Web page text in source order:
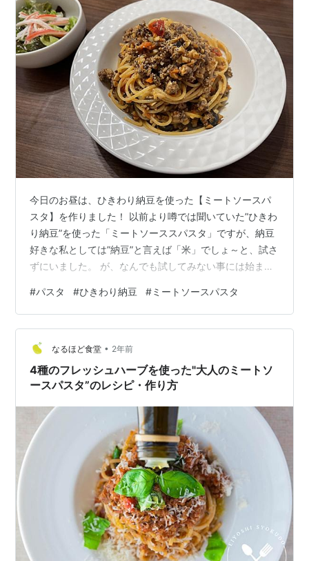
今日のお昼は、ひきわり納豆を使った【ミートソースパ
スタ】を作りました！ 以前より噂では聞いていた”ひきわ
り納豆”を使った「ミートソーススパスタ」ですが、納豆
好きな私としては”納豆”と言えば「米」でしょ～と、試さ
ずにいました。 が、なんでも試してみない事には始まり
シピを参考に作りました！ 【弓削シェフ】納豆で作る ミ
ートソースパスタ 作り方・レシピ | クラシル 簡単、時短
なミートソースですが、納豆の旨味でか？簡単、時短で
作ったとは感じない美味しさでした！ スライスオリーブ
をちょこっとプラスで作りましたが、こちらもアクセン
トになって、最後まで…
#パスタ #ひきわり納豆 #ミートソースパスタ
なるほど食堂 • 2年前
4種のフレッシュハーブを使った"大人のミートソ
ースパスタ”のレシピ・作り方